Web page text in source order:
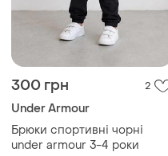
300 грн 2
Under Armour
Брюки спортивні чорні
under armour 3-4 роки